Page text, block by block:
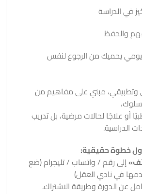
في الدراسة
والحفظ
يومي يحميك من الرجوع لنفس
وتطبيقي، مبني على مفاهيم من
أو علاجًا لحالات مرضية، بل تدريب
الدراسية.
أول خطوة حقيقية:
إلى رقم / واتساب / تليجرام (ضع
في نادي العقل)
عن الدورة وطريقة الاشتراك.